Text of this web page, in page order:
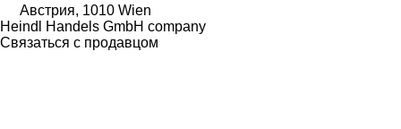
Австрия, 1010 Wien
Heindl Handels GmbH company
Связаться с продавцом